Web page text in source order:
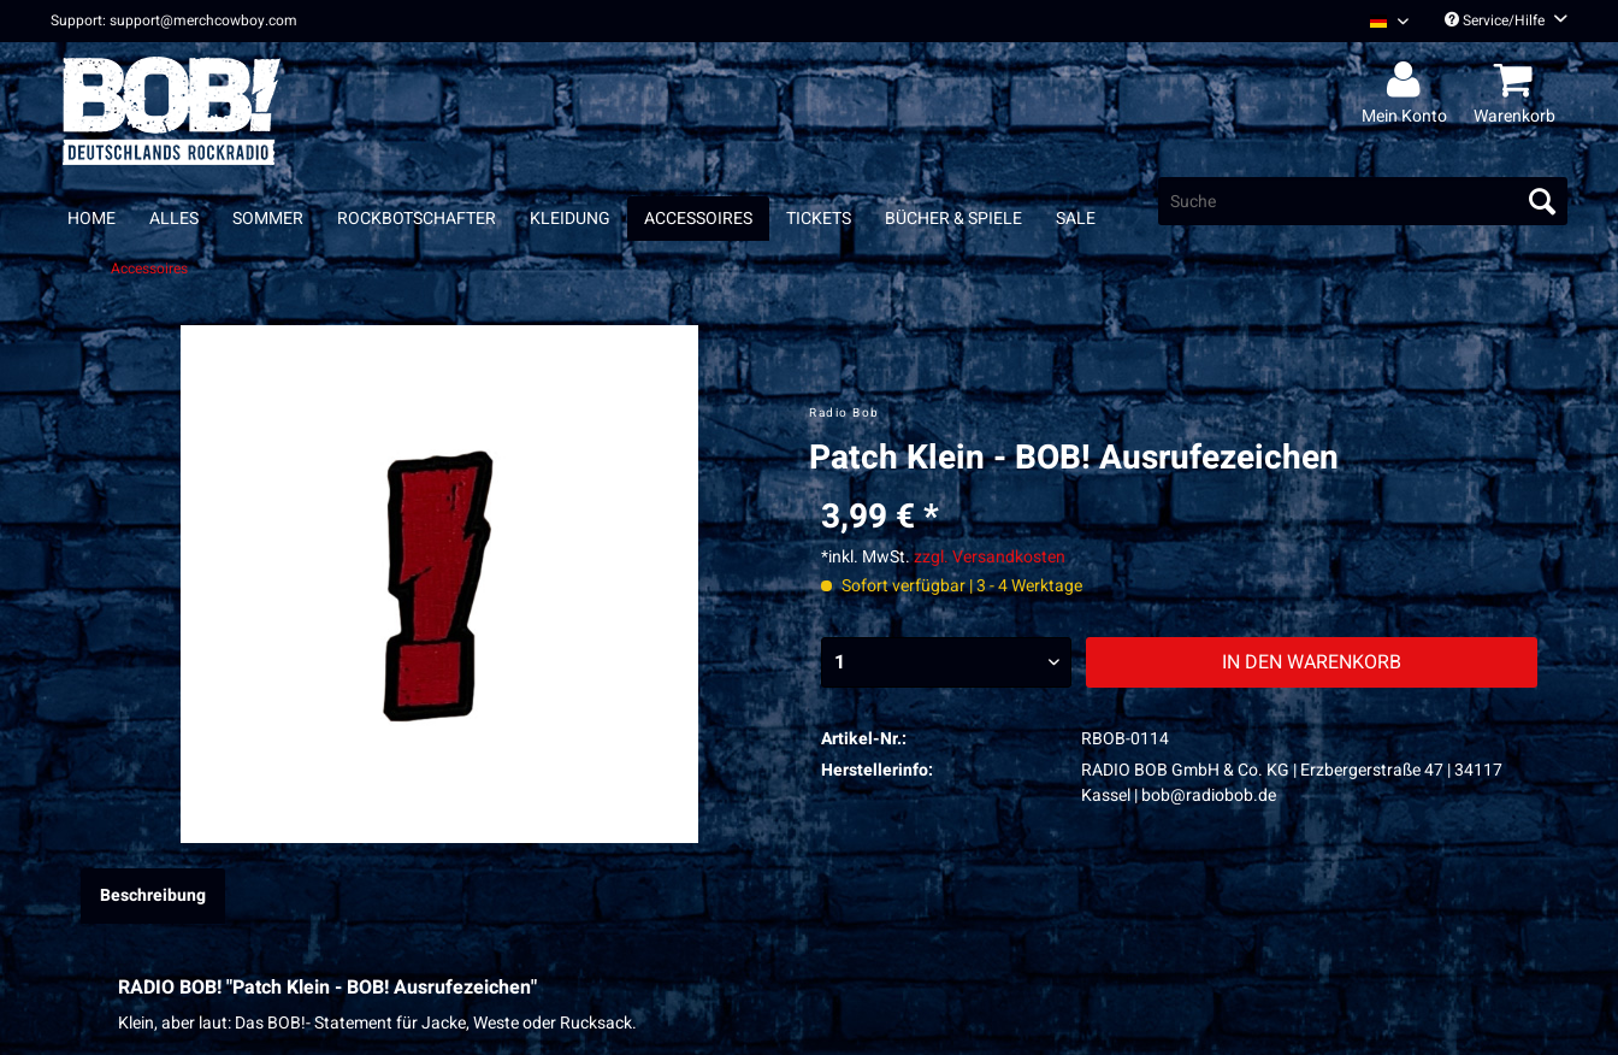
Support: support@merchcowboy.com Radio Bob Deutsch
Service/Hilfe
Mein Konto Warenkorb
HOME ALLES SOMMER ROCKBOTSCHAFTER KLEIDUNG ACCESSOIRES TICKETS BÜCHER & SPIELE SALE
Accessoires
Radio Bob
Patch Klein - BOB! Ausrufezeichen
3,99 € *
*inkl. MwSt.zzgl. Versandkosten
Sofort verfügbar | 3 - 4 Werktage
IN DEN WARENKORB
Artikel-Nr.:
RBOB-0114
Herstellerinfo:
RADIO BOB GmbH & Co. KG | Erzbergerstraße 47 | 34117
Kassel | bob@radiobob.de
Beschreibung
RADIO BOB! "Patch Klein - BOB! Ausrufezeichen"
Klein, aber laut: Das BOB!- Statement für Jacke, Weste oder Rucksack.